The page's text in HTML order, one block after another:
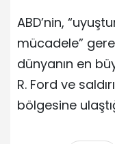
ABD’nin,
mücadele”
dünyanın en
R. Ford ve
bölgesine